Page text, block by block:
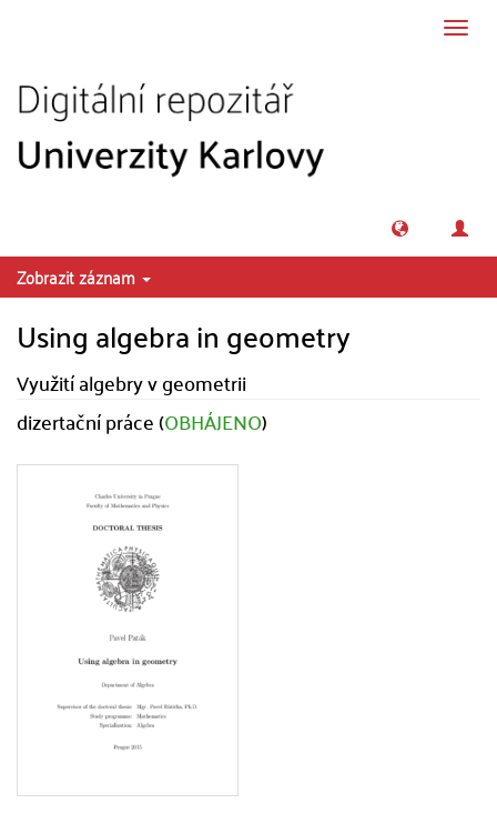
Zobrazit záznam
Using algebra in geometry
Využití algebry v geometrii
dizertační práce (OBHÁJENO)